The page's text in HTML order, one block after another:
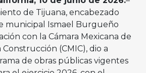
de Tijuana, encabezado
municipal Ismael Burgueño
con la Cámara Mexicana de
(CMIC), dio a
de obras públicas vigentes